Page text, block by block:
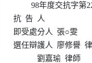
98年度交抗
抗  告  人
即受處分人  張○雯
選任辯護人  廖修譽
            劉嘉瑜  律師